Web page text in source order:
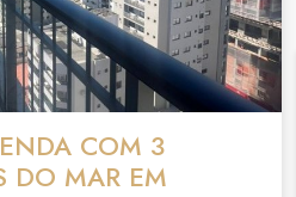
COM 3
DO MAR EM